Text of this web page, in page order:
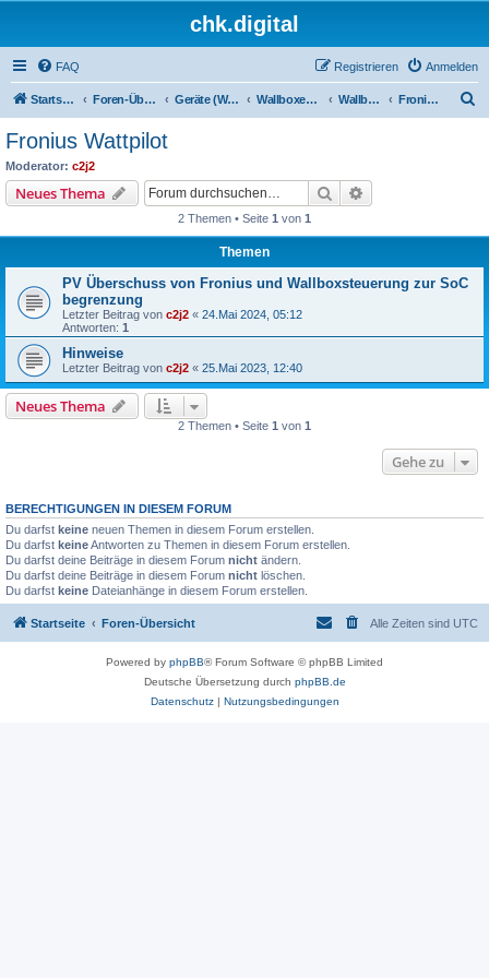
chk.digital
FAQ Anmelden
Registrieren
Startseite Foren-Übersicht Geräte (Wallboxen, Stromquellen, Autos) Wallboxen & Funkschalter Wallboxen mit Phasenlimitierung Fronius Wattpilot
Fronius Wattpilot
Moderator: c2j2
Neues Thema Suche
2 Themen • Seite 1 von 1
Themen
PV Überschuss von Fronius und Wallboxsteuerung zur SoC
begrenzung
Letzter Beitrag von c2j2 « 24.Mai 2024, 05:12
Antworten: 1
Hinweise
Letzter Beitrag von c2j2 « 25.Mai 2023, 12:40
Neues Thema
2 Themen • Seite 1 von 1
Gehe zu
BERECHTIGUNGEN IN DIESEM FORUM
Du darfst keine neuen Themen in diesem Forum erstellen.
Du darfst keineAntworten zu Themen in diesem Forum erstellen.
Du darfst deine Beiträge in diesem Forum nicht ändern.
Du darfst deine Beiträge in diesem Forum nicht löschen.
Du darfst keine Dateianhänge in diesem Forum erstellen.
Startseite Foren-Übersicht Alle Zeiten sind UTC
Powered by phpBB® Forum Software © phpBB Limited
Deutsche Übersetzung durch phpBB.de
Datenschutz| Nutzungsbedingungen